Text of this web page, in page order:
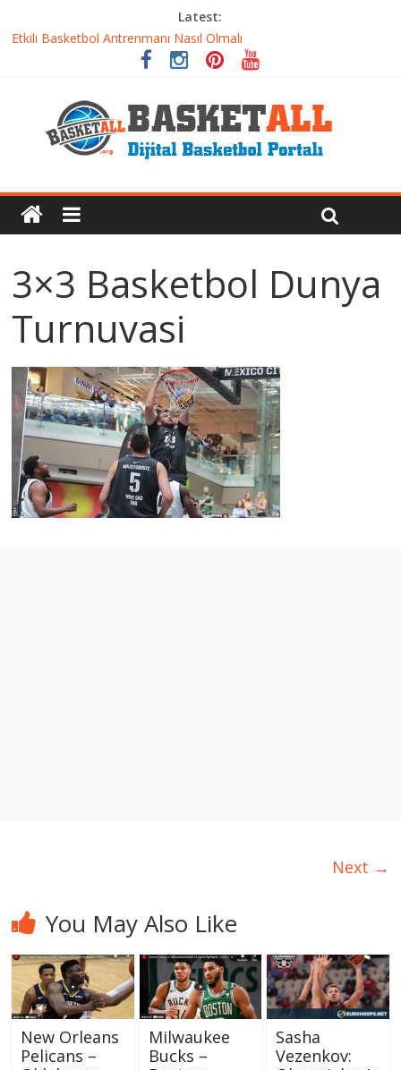
Latest:
Dünyanın En İyi Basketbol Takımı: Gerçek Şampiyon Kim?
Etkili Basketbol Antrenmanı Nasıl Olmalı
Basketbolcu Beslenmesi: Performansı Artıran Bilimsel
Basketbolda Şut Antrenmanı ve Grafik Oluşturma
Iverson’dan Kyrie’e: Top Sürme Sanatının Dramatik Evrimi
3×3 Basketbol Dunya
Turnuvasi
Next →
You May Also Like
New Orleans
Pelicans –
Milwaukee
Bucks –
Sasha
Vezenkov: